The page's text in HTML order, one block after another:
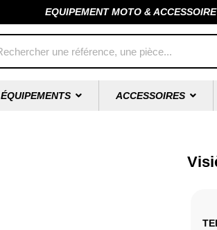
EQUIPEMENT MOTO &
ÉQUIPEMENTS ACCESSOIRES